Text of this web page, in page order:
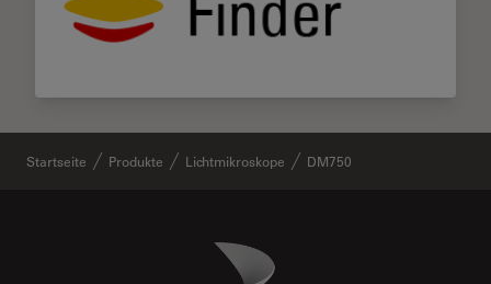
Startseite Produkte Lichtmikroskope DM750
Danaher Logo